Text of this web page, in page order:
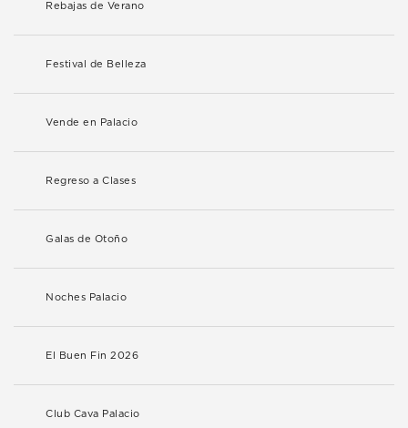
Rebajas de Verano
Festival de Belleza
Vende en Palacio
Regreso a Clases
Galas de Otoño
Noches Palacio
El Buen Fin 2026
Club Cava Palacio